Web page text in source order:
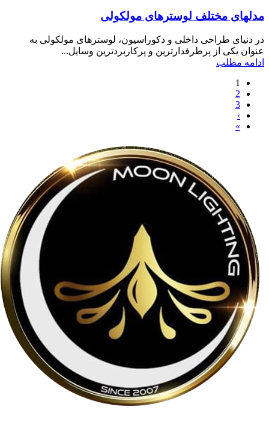
مدلهای مختلف لوسترهای مولکولی
در دنیای طراحی داخلی و دکوراسیون، لوسترهای مولکولی به
عنوان یکی از پرطرفدارترین و پرکاربردترین وسایل...
ادامه مطلب
1
2
3
›
»